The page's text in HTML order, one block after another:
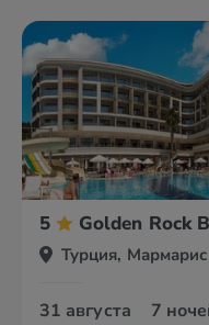
5 Golden Rock
Турция, Мармарис
31 августа 7